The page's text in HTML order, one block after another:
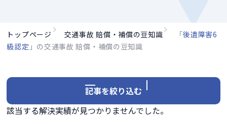
トップページ 交通事故 賠償・補償の豆知識 「後遺障害6
級認定 」の交通事故 賠償・補償の豆知識
該当する解決実績が見つかりませんでした。
記事を絞り込む